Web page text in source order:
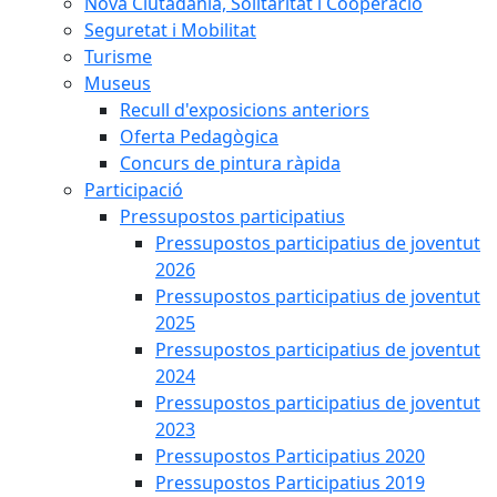
Seguretat i Mobilitat
Turisme
Museus
Recull d'exposicions anteriors
Oferta Pedagògica
Concurs de pintura ràpida
Participació
Pressupostos participatius
Pressupostos participatius de joventut
2026
Pressupostos participatius de joventut
2025
Pressupostos participatius de joventut
2024
Pressupostos participatius de joventut
2023
Pressupostos Participatius 2020
Pressupostos Participatius 2019